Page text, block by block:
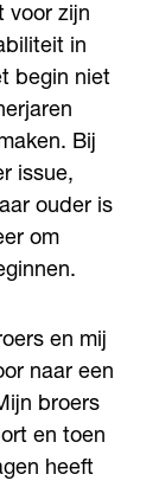
voor zijn
in
begin niet
Bij
issue,
ouder is
om
en mij
naar een
broers
en toen
heeft